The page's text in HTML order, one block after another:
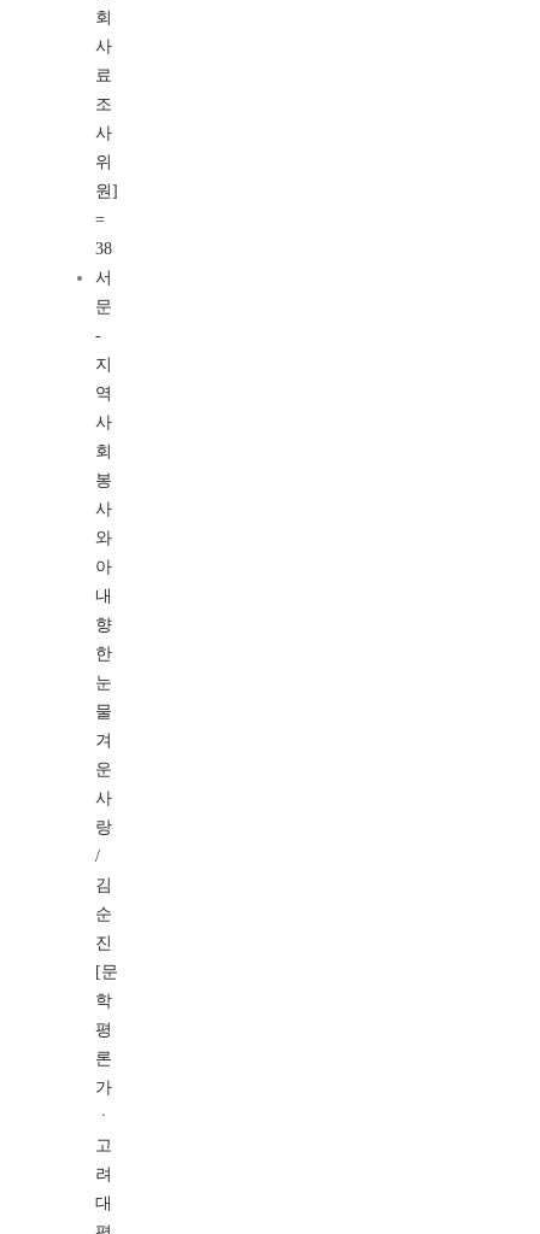
회
사
료
조
사
위
원]
=
38
서
문
-
지
역
사
회
봉
사
와
아
내
향
한
눈
물
겨
운
사
랑
/
김
순
진
[문
학
평
론
가
ㆍ
고
려
대